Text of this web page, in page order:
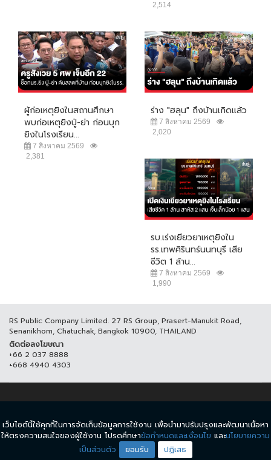
2,514
ผู้ก่อเหตุยิงในสถานศึกษา
พบก่อเหตุยิงปู่-ย่า ก่อนบุก
ยิงในโรงเรียน...
7 สิงหาคม 2569
2,381
ร่าง "ฮลุน" ถึงบ้านเกิดแล้ว
7 สิงหาคม 2569
2,020
รบ.เร่งเยียวยาเหตุยิงใน
รร.เทพศิรินทร์นนทบุรี เสีย
ชีวิต 1 ล้าน...
7 สิงหาคม 2569
1,990
RS Public Company Limited. 27 RS Group, Prasert-Manukit Road,
Senanikhom, Chatuchak, Bangkok 10900, THAILAND
ติดต่อลงโฆษณา
+66 2 037 8888
+668 4940 4303
© COPYRIGHT 2017 THAICH8.COM, ALL RIGHT RESERVED.
ข้อกำหนดและเงื่อนไข นโยบายความเป็นส่วนตัว
เว็บไซต์นี้ใช้คุกกี้ในการจัดเก็บข้อมูลการใช้งาน เพื่อนำมาปรับปรุงและพัฒนาเนื้อหา
ให้ตรงความสนใจของผู้ใช้งาน โปรดศึกษาข้อกำหนดและเงื่อนไข และนโยบายความ
เป็นส่วนตัว
ยอมรับ ปฏิเสธ